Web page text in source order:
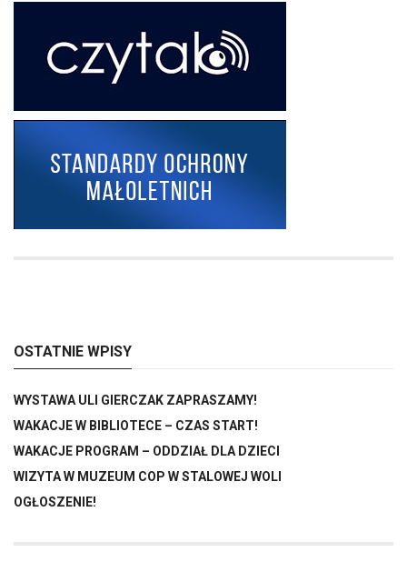
OSTATNIE WPISY
WYSTAWA ULI GIERCZAK ZAPRASZAMY!
WAKACJE W BIBLIOTECE – CZAS START!
WAKACJE PROGRAM – ODDZIAŁ DLA DZIECI
WIZYTA W MUZEUM COP W STALOWEJ WOLI
OGŁOSZENIE!